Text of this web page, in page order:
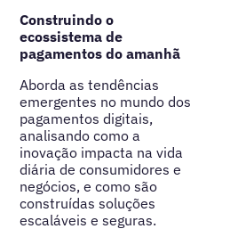
Construindo o
ecossistema de
pagamentos do amanhã
Aborda as tendências
emergentes no mundo dos
pagamentos digitais,
analisando como a
inovação impacta na vida
diária de consumidores e
negócios, e como são
construídas soluções
escaláveis e seguras.